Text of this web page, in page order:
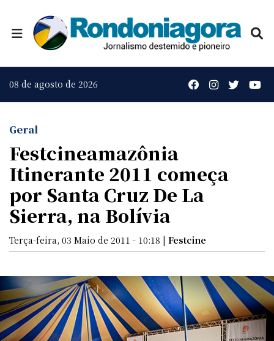
08 de agosto de 2026
Geral
Festcineamazônia
Itinerante 2011 começa
por Santa Cruz De La
Sierra, na Bolívia
Terça-feira, 03 Maio de 2011 - 10:18 | Festcine